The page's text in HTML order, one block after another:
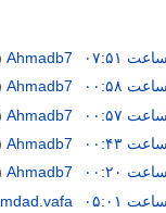
Ahmadb7
Ahmadb7
Ahmadb7
Ahmadb7
Ahmadb7